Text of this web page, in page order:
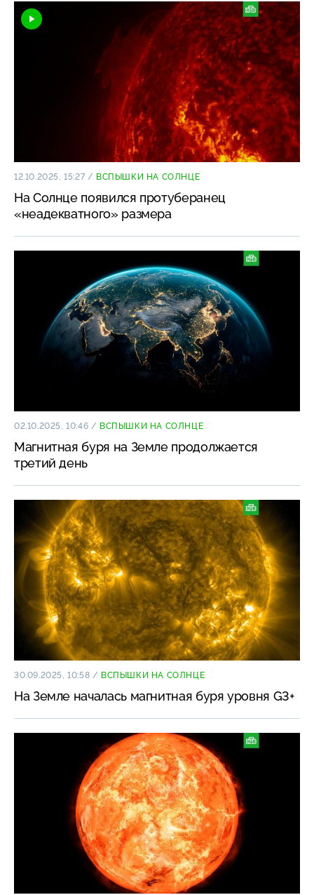
12.10.2025, 15:27/ ВСПЫШКИ НА СОЛНЦЕ
На Солнце появился протуберанец
«неадекватного» размера
02.10.2025, 10:46 / ВСПЫШКИ НА СОЛНЦЕ
Магнитная буря на Земле продолжается
третий день
30.09.2025, 10:58 / ВСПЫШКИ НА СОЛНЦЕ
На Земле началась магнитная буря уровня G3+